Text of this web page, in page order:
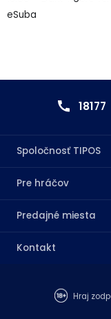
eSuba
18177
Spoločnosť TIPOS
Pre hráčov
Predajné miesta
Kontakt
Hraj